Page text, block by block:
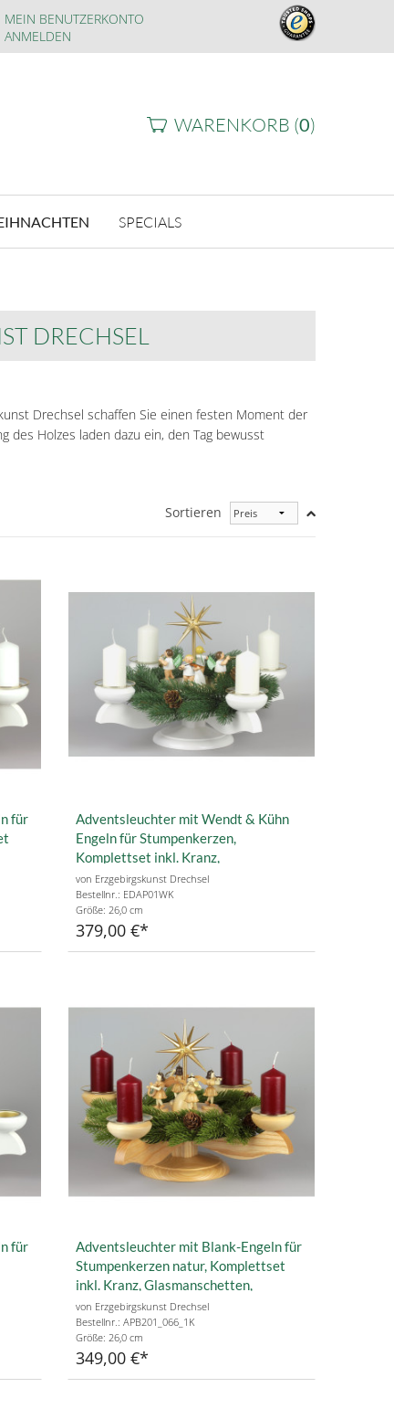
MEIN BENUTZERKONTO
ANMELDEN
WARENKORB (0)
SPECIALS
DRECHSEL
Drechsel schaffen Sie einen festen Moment der
des Holzes laden dazu ein, den Tag bewusst
Sortieren
für
Adventsleuchter mit Wendt & Kühn
Engeln für Stumpenkerzen,
Komplettset inkl. Kranz,
Glasmanschetten, Stumpenkerzen
von Erzgebirgskunst Drechsel
Bestellnr.: EDAP01WK
Größe: 26,0 cm
379,00 €
für
Adventsleuchter mit Blank-Engeln für
Stumpenkerzen natur, Komplettset
inkl. Kranz, Glasmanschetten,
Stumpenkerzen rot
von Erzgebirgskunst Drechsel
Bestellnr.: APB201_066_1K
Größe: 26,0 cm
349,00 €